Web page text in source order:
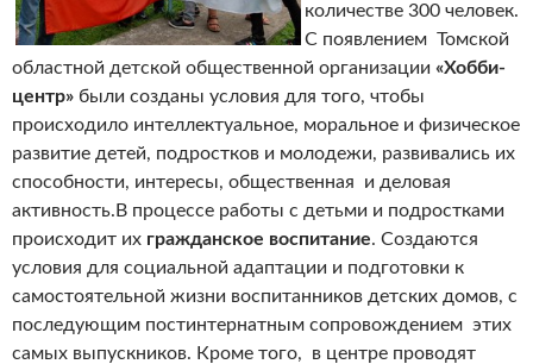
количестве 300 человек.
С появлением Томской
областной детской общественной организации «Хобби-
центр» были созданы условия для того, чтобы
происходило интеллектуальное, моральное и физическое
развитие детей, подростков и молодежи, развивались их
способности, интересы, общественная и деловая
активность. В процессе работы с детьми и подростками
происходит их гражданское воспитание. Создаются
условия для социальной адаптации и подготовки к
самостоятельной жизни воспитанников детских домов, с
последующим постинтернатным сопровождением этих
самых выпускников. Кроме того, в центре проводят